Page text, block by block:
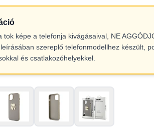
tok képe a telefonja kivágásaival, NE
szereplő telefonmodellhez készült,
és csatlakozóhelyekkel.